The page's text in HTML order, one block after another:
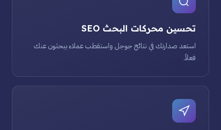
تحسين محركات البحث SEO
استعد صدارتك في نتائج جوجل واستقطب عملاء يبحثون عنك
فعلاً.